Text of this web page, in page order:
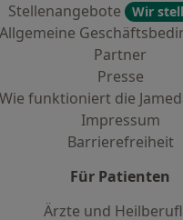
Stellenangebote
Wir
Allgemeine
Partner
Presse
Wie funktioniert die
Impressum
Barrierefreiheit
Für Patienten
Ärzte und